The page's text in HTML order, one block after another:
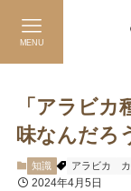
MENU
「アラビ
味なんだろ
知識 アラビカ
2024年4月5日